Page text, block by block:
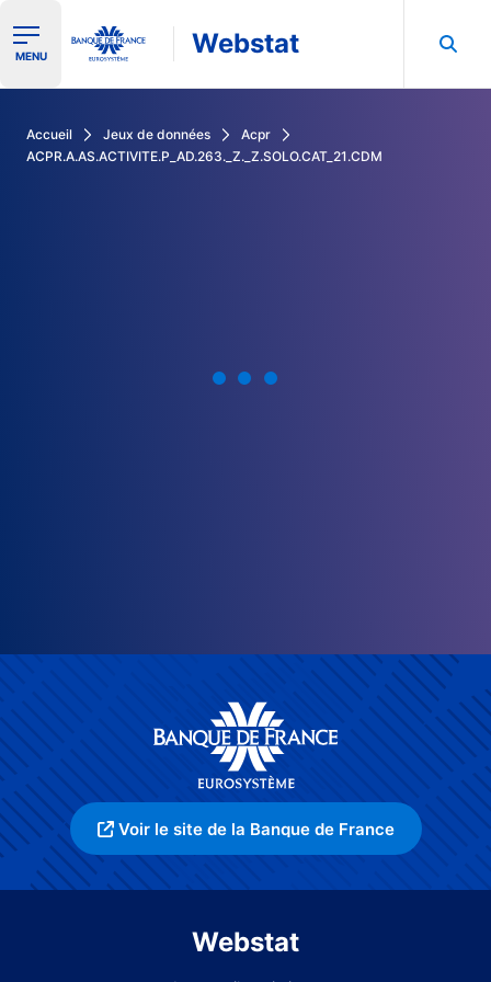
Ouvrir le menu de navigation
MENU Webstat
Accueil Jeux de données
Acpr
ACPR.A.AS.ACTIVITE.P_AD.263._Z._Z.SOLO.CAT_21.CDM
Voir le site de la Banque de France
Webstat